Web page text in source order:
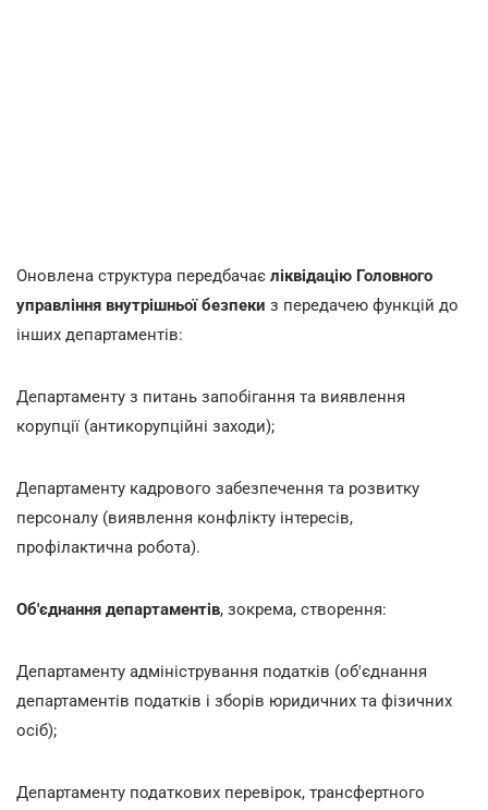
Оновлена структура передбачає ліквідацію Головного
управління внутрішньої безпеки з передачею функцій до
інших департаментів:
Департаменту з питань запобігання та виявлення
корупції (антикорупційні заходи);
Департаменту кадрового забезпечення та розвитку
персоналу (виявлення конфлікту інтересів,
профілактична робота).
Об'єднання департаментів, зокрема, створення:
Департаменту адміністрування податків (об'єднання
департаментів податків і зборів юридичних та фізичних
осіб);
Департаменту податкових перевірок, трансфертного